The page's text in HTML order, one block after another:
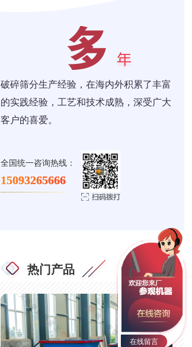
破碎筛分生产经验，在海内外积累了丰富
的实践经验，工艺和技术成熟，深受广大
客户的喜爱。
全国统一咨询热线：
15093265666
热门产品
在线留言